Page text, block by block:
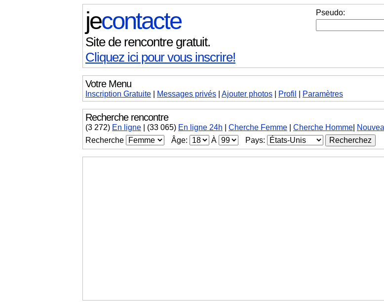
Pseudo:
jecontacte
Site de rencontre gratuit.
Cliquez ici pour vous inscrire!
Votre Menu
Inscription Gratuite Messages privés Ajouter photos Profil Paramètres
Recherche rencontre
(3 272) En ligne (33 065) En ligne 24h Cherche Femme Cherche Homme
Recherche
Âge: À Pays: